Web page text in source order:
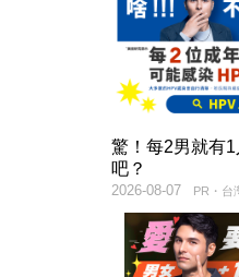
驚！每2男就有
吧？
PR・台
2026-08-07